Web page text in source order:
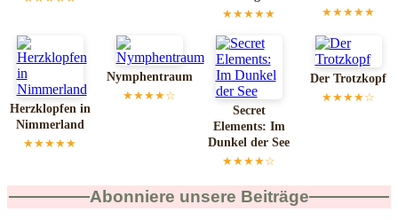
★★★★★ ★★★★★
Herzklopfen in
Nimmerland
★★★★★
Nymphentraum
★★★★☆
Secret
Elements: Im
Dunkel der See
★★★★☆
Der Trotzkopf
★★★★☆
Abonniere unsere Beiträge